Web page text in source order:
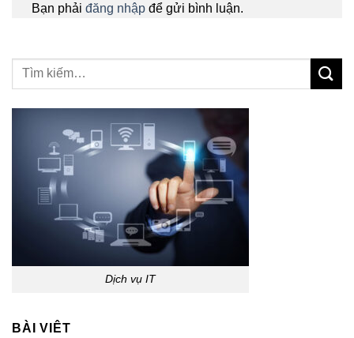
Bạn phải đăng nhập để gửi bình luận.
Dịch vụ IT
BÀI VIÊT